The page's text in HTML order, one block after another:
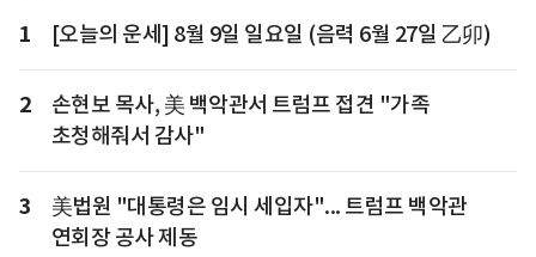
1 [오늘의 운세] 8월 9일 일요일 (음력 6월 27일 乙卯)
2
손현보 목사, 美 백악관서 트럼프 접견 "가족
초청해줘서 감사"
3
美법원 "대통령은 임시 세입자"... 트럼프 백악관
연회장 공사 제동